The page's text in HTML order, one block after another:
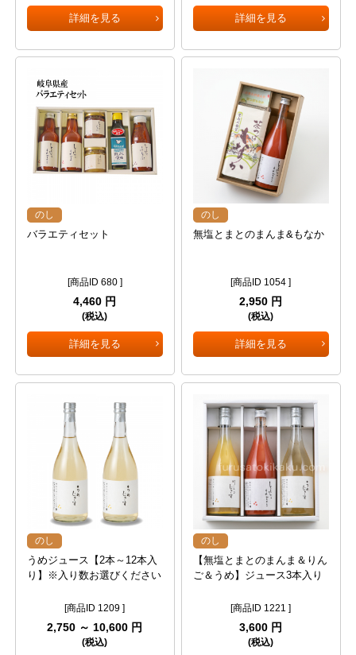
詳細を見る 詳細を見る
のし
バラエティセット
[商品ID 680 ]
4,460 円
(税込)
詳細を見る
のし
無塩とまとのまんま&もなか
[商品ID 1054 ]
2,950 円
(税込)
詳細を見る
のし
うめジュース【2本～12本入
り】※入り数お選びください
[商品ID 1209 ]
2,750 ～ 10,600 円
(税込)
のし
【無塩とまとのまんま＆りん
ご＆うめ】ジュース3本入り
[商品ID 1221 ]
3,600 円
(税込)